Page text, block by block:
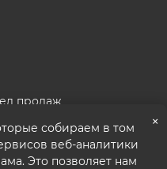
продаж
43 к2, офис 27
×
собираем в том
веб-аналитики
Это позволяет нам